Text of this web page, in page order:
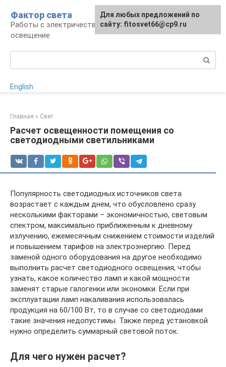
контенту
Фактор света
Работы с электричеством, электроприборы и
освещение
English
Главная » Свет
Расчет освещенности помещения со
светодиодными светильниками
Популярность светодиодных источников света
возрастает с каждым днем, что обусловлено сразу
несколькими факторами – экономичностью, световым
спектром, максимально приближенным к дневному
излучению, ежемесячным снижением стоимости изделий
и повышением тарифов на электроэнергию. Перед
заменой одного оборудования на другое необходимо
выполнить расчет светодиодного освещения, чтобы
узнать, какое количество ламп и какой мощности
заменят старые галогенки или экономки. Если при
эксплуатации ламп накаливания использовалась
продукция на 60/100 Вт, то в случае со светодиодами
такие значения недопустимы. Также перед установкой
нужно определить суммарный световой поток.
Для чего нужен расчет?
Для любых предложений по
сайту: fitosvet66@cp9.ru